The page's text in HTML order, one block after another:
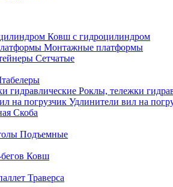
Ковш с гидроцилиндром
Монтажные платформы
Сетчатые
Роклы, тележки
Удлинители вил на
Скоба
Подъемные
Ковш
Траверса